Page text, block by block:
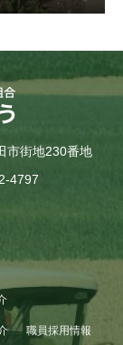
市街地230番地
4797
職員採用情報